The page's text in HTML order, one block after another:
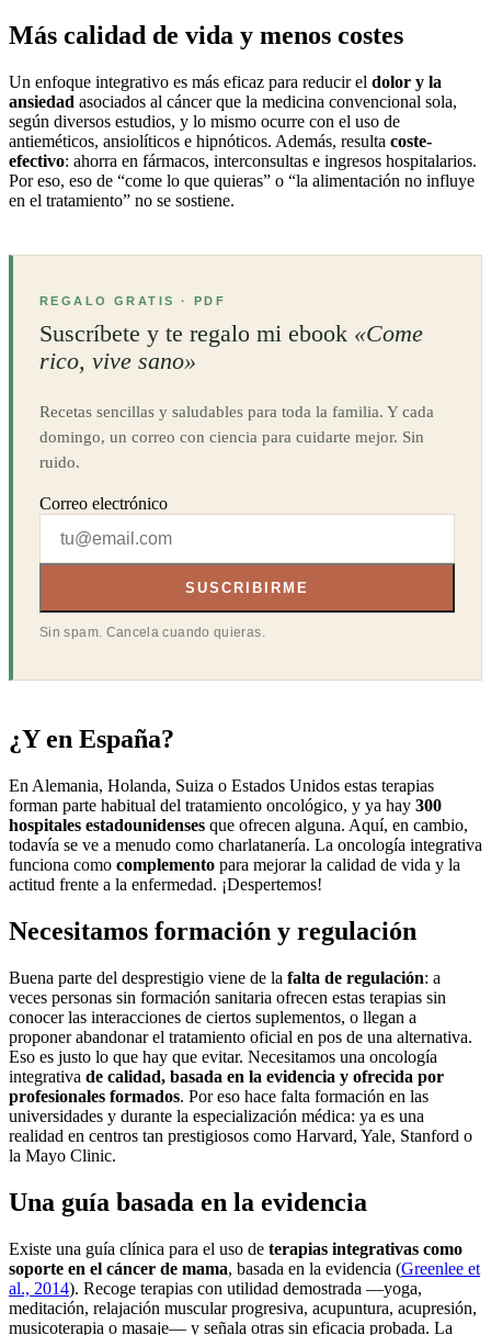
Más calidad de vida y menos costes
Un enfoque integrativo es más eficaz para reducir el dolor y la
ansiedad asociados al cáncer que la medicina convencional sola,
según diversos estudios, y lo mismo ocurre con el uso de
antieméticos, ansiolíticos e hipnóticos. Además, resulta coste-
efectivo: ahorra en fármacos, interconsultas e ingresos hospitalarios.
Por eso, eso de “come lo que quieras” o “la alimentación no influye
en el tratamiento” no se sostiene.
REGALO GRATIS · PDF
Suscríbete y te regalo mi ebook «Come
rico, vive sano»
Recetas sencillas y saludables para toda la familia. Y cada
domingo, un correo con ciencia para cuidarte mejor. Sin
ruido.
Correo electrónico
SUSCRIBIRME
Sin spam. Cancela cuando quieras.
¿Y en España?
En Alemania, Holanda, Suiza o Estados Unidos estas terapias
forman parte habitual del tratamiento oncológico, y ya hay 300
hospitales estadounidenses que ofrecen alguna. Aquí, en cambio,
todavía se ve a menudo como charlatanería. La oncología integrativa
funciona como complemento para mejorar la calidad de vida y la
actitud frente a la enfermedad. ¡Despertemos!
Necesitamos formación y regulación
Buena parte del desprestigio viene de la falta de regulación: a
veces personas sin formación sanitaria ofrecen estas terapias sin
conocer las interacciones de ciertos suplementos, o llegan a
proponer abandonar el tratamiento oficial en pos de una alternativa.
Eso es justo lo que hay que evitar. Necesitamos una oncología
integrativa de calidad, basada en la evidencia y ofrecida por
profesionales formados. Por eso hace falta formación en las
universidades y durante la especialización médica: ya es una
realidad en centros tan prestigiosos como Harvard, Yale, Stanford o
la Mayo Clinic.
Una guía basada en la evidencia
Existe una guía clínica para el uso de terapias integrativas como
soporte en el cáncer de mama, basada en la evidencia (Greenlee et
al., 2014). Recoge terapias con utilidad demostrada —yoga,
meditación, relajación muscular progresiva, acupuntura, acupresión,
musicoterapia o masaje— y señala otras sin eficacia probada. La